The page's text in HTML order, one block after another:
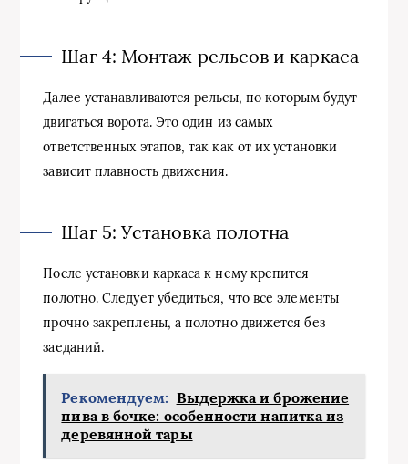
Шаг 4: Монтаж рельсов и каркаса
Далее устанавливаются рельсы, по которым будут
двигаться ворота. Это один из самых
ответственных этапов, так как от их установки
зависит плавность движения.
Шаг 5: Установка полотна
После установки каркаса к нему крепится
полотно. Следует убедиться, что все элементы
прочно закреплены, а полотно движется без
заеданий.
Рекомендуем: Выдержка и брожение
пива в бочке: особенности напитка из
деревянной тары